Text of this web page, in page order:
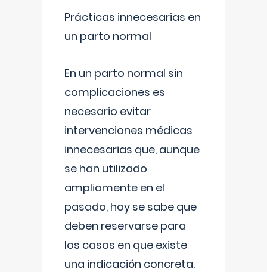
Prácticas innecesarias en
un parto normal
En un parto normal sin
complicaciones es
necesario evitar
intervenciones médicas
innecesarias que, aunque
se han utilizado
ampliamente en el
pasado, hoy se sabe que
deben reservarse para
los casos en que existe
una indicación concreta.